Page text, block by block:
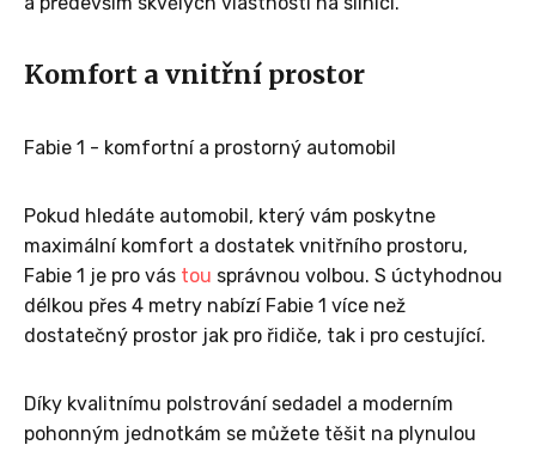
Komfort a vnitřní prostor
Fabie 1 - komfortní a prostorný automobil
Pokud hledáte automobil, který vám poskytne
maximální komfort a dostatek vnitřního prostoru,
Fabie 1 je pro vás tou správnou volbou. S úctyhodnou
délkou přes 4 metry nabízí Fabie 1 více než
dostatečný prostor jak pro řidiče, tak i pro cestující.
Díky kvalitnímu polstrování sedadel a moderním
pohonným jednotkám se můžete těšit na plynulou